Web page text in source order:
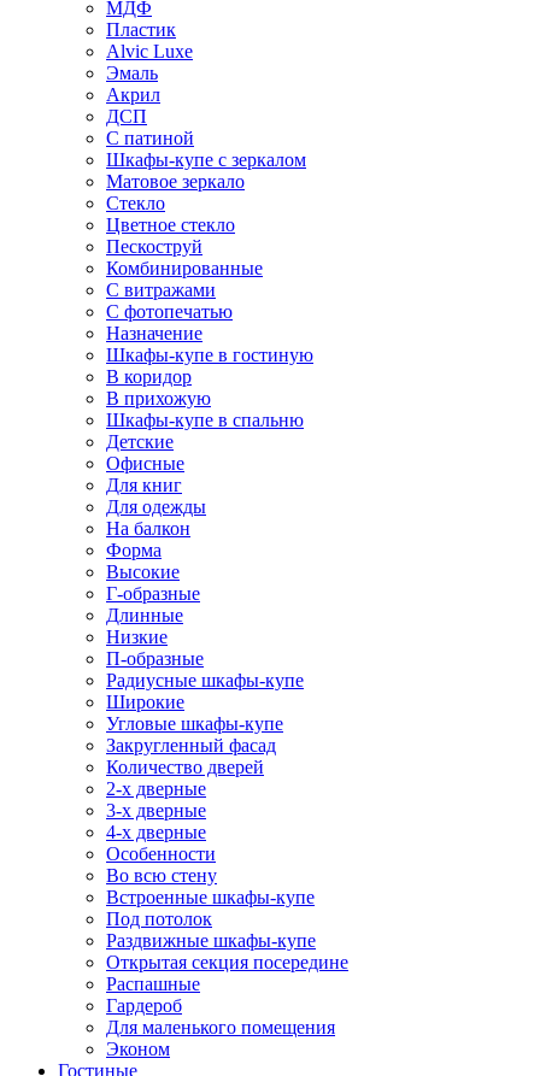
МДФ
Пластик
Alvic Luxe
Эмаль
Акрил
ДСП
С патиной
Шкафы-купе с зеркалом
Матовое зеркало
Стекло
Цветное стекло
Пескоструй
Комбинированные
С витражами
С фотопечатью
Назначение
Шкафы-купе в гостиную
В коридор
В прихожую
Шкафы-купе в спальню
Детские
Офисные
Для книг
Для одежды
На балкон
Форма
Высокие
Г-образные
Длинные
Низкие
П-образные
Радиусные шкафы-купе
Широкие
Угловые шкафы-купе
Закругленный фасад
Количество дверей
2-х дверные
3-х дверные
4-х дверные
Особенности
Во всю стену
Встроенные шкафы-купе
Под потолок
Раздвижные шкафы-купе
Открытая секция посередине
Распашные
Гардероб
Для маленького помещения
Эконом
Гостиные